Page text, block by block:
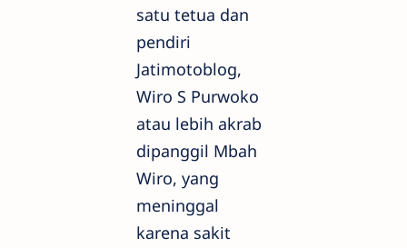
satu tetua dan
pendiri
Jatimotoblog,
Wiro S Purwoko
atau lebih akrab
dipanggil Mbah
Wiro, yang
meninggal
karena sakit